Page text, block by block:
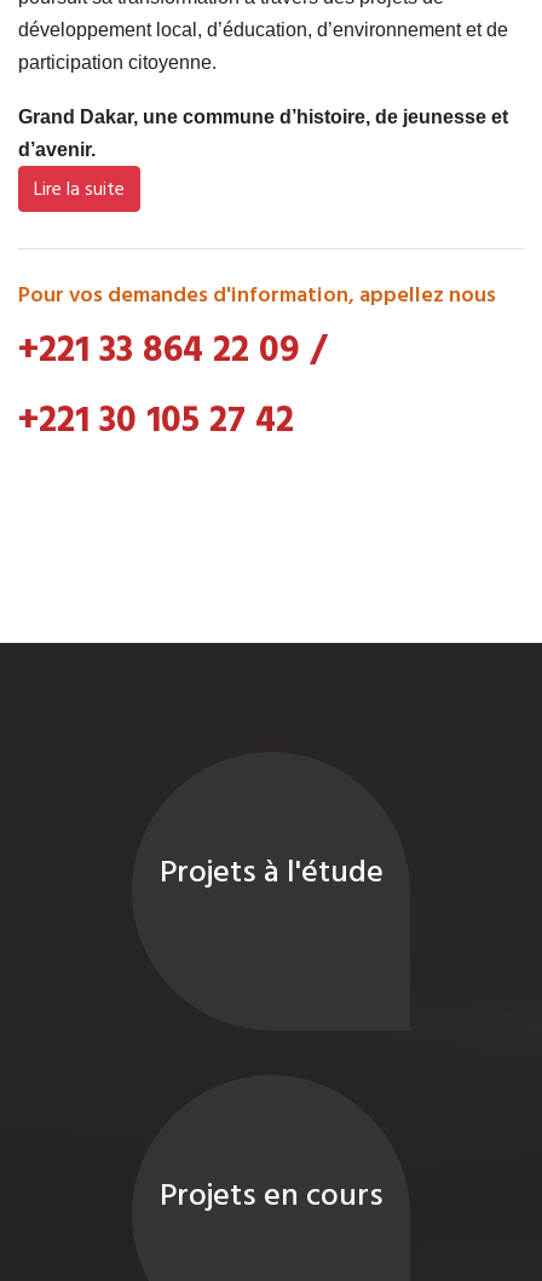
développement local, d’éducation, d’environnement et de
participation citoyenne.
Grand Dakar, une commune d’histoire, de jeunesse et
d’avenir.
Lire la suite
Pour vos demandes d'information, appellez nous
+221 33 864 22 09/
+221 30 105 27 42
Projets à l'étude
Projets en cours